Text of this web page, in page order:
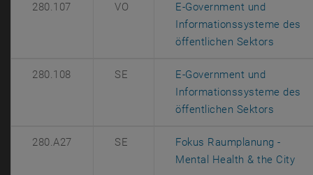
280.107 VO
E-Government und
Informationssysteme des
öffentlichen Sektors
280.108 SE
E-Government und
Informationssysteme des
öffentlichen Sektors
280.A27 SE
Fokus Raumplanung -
Mental Health & the City,